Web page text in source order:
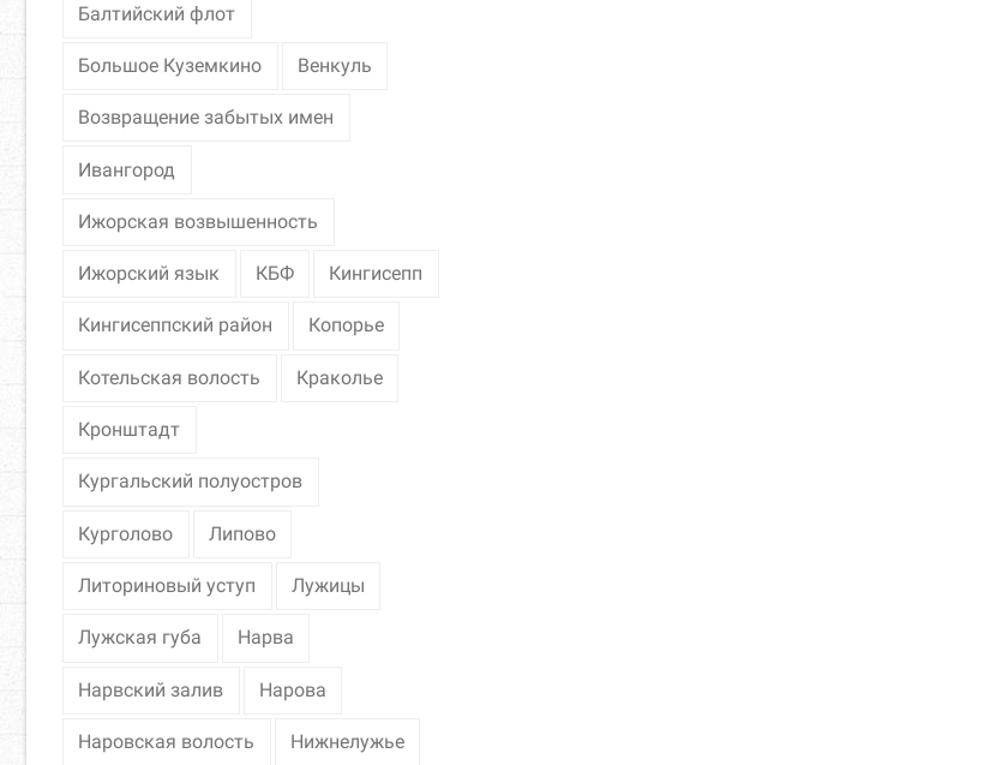
Балтийский флот
Большое Куземкино Венкуль
Возвращение забытых имен
Ивангород
Ижорская возвышенность
Ижорский язык КБФ Кингисепп
Кингисеппский район Копорье
Котельская волость Краколье
Кронштадт
Кургальский полуостров
Курголово Липово
Литориновый уступ Лужицы
Лужская губа Нарва
Нарвский залив Нарова
Наровская волость Нижнелужье